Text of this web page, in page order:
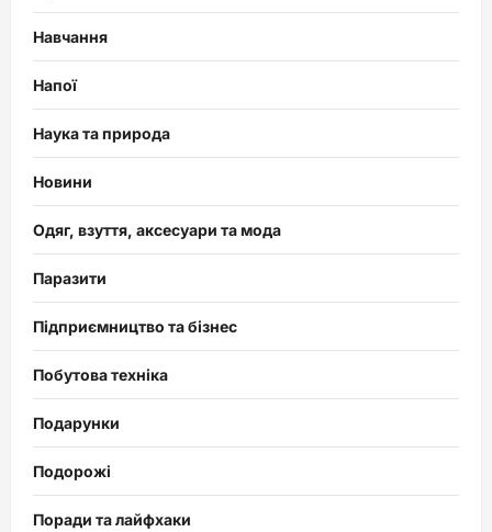
Навчання
Напої
Наука та природа
Новини
Одяг, взуття, аксесуари та мода
Паразити
Підприємництво та бізнес
Побутова техніка
Подарунки
Подорожі
Поради та лайфхаки